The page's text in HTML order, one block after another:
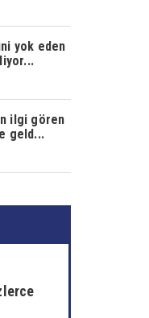
yok eden
ilgi gören
geld...